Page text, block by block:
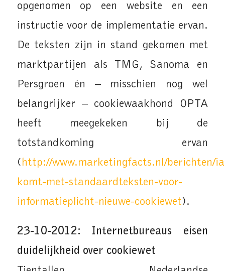
opgenomen op een website en een
instructie voor de implementatie ervan.
De teksten zijn in stand gekomen met
marktpartijen als TMG, Sanoma en
Persgroen én – misschien nog wel
belangrijker – cookiewaakhond OPTA
heeft meegekeken bij de
totstandkoming ervan
(http://www.marketingfacts.nl/berichten/
komt-met-standaardteksten-voor-
informatieplicht-nieuwe-cookiewet).
23-10-2012: Internetbureaus eisen
duidelijkheid over cookiewet